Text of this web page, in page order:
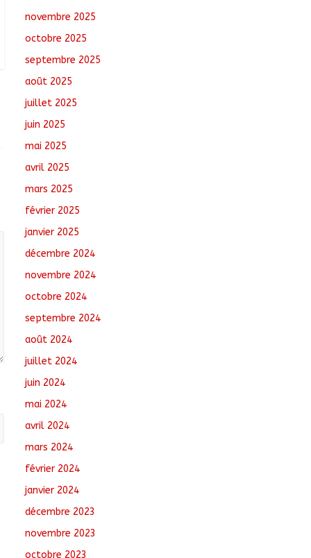
novembre 2025
octobre 2025
septembre 2025
août 2025
juillet 2025
juin 2025
mai 2025
avril 2025
mars 2025
février 2025
janvier 2025
décembre 2024
novembre 2024
octobre 2024
septembre 2024
août 2024
juillet 2024
juin 2024
mai 2024
avril 2024
mars 2024
février 2024
janvier 2024
décembre 2023
novembre 2023
octobre 2023